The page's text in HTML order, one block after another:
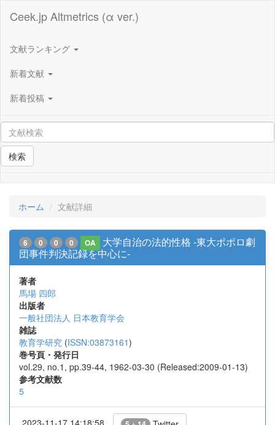
Ceek.jp Altmetrics (α ver.)
文献ランキング
新着文献
新着投稿
検索
ホーム 文献詳細
6 0 0 0 OA
大学自治の法的性格 -東大ポポロ劇
団事件判決記録を中心に-
著者
馬場 四郎
出版者
一般社団法人 日本教育学会
雑誌
教育学研究 (ISSN:03873161)
巻号頁・発行日
vol.29, no.1, pp.39-44, 1962-03-30 (Released:2009-01-13)
参考文献数
5
2023-11-17 14:18:58